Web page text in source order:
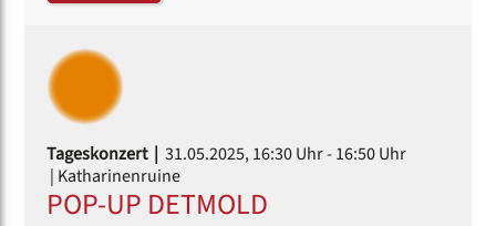
Tageskonzert | 31.05.2025, 16:30 Uhr- 16:50 Uhr
| Katharinenruine
POP-UP DETMOLD